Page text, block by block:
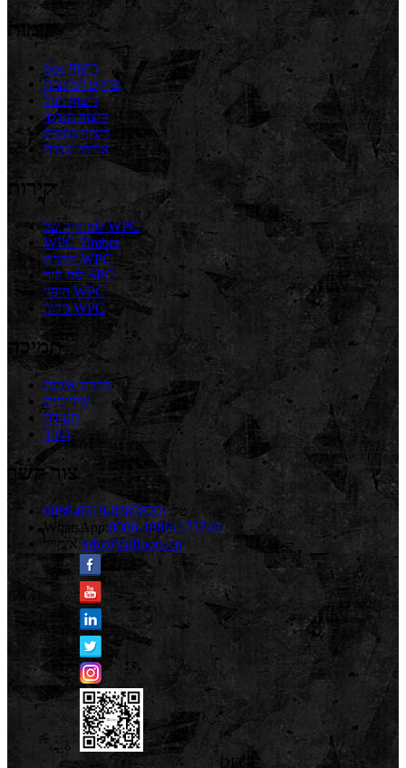
קומות
Spc ריצוף
פרקט למינציה
ריצוף ויניל
ריצוף הנדסי
ריצוף במבוק
אריחי שטיח
קירות
לוח קיר של WPC
WPC Timber
תקרת WPC
לוח קיר SPC
חיפוי WPC
גידור WPC
תמיכה
בקרת איכות
שירותים
תְעוּדָה
הורד
צור קשר
טל: 0086-0519-83828201
WhatsApp:0086-18861171740
אימייל:info@dgfloors.cn
DEGE